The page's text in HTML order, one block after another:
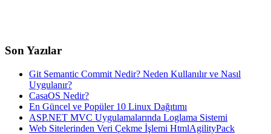
Son Yazılar
Git Semantic Commit Nedir? Neden Kullanılır ve Nasıl
Uygulanır?
CasaOS Nedir?
En Güncel ve Popüler 10 Linux Dağıtımı
ASP.NET MVC Uygulamalarında Loglama Sistemi
Web Sitelerinden Veri Çekme İşlemi HtmlAgilityPack